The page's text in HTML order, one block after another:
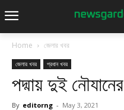
Home জেলার খবর
জেলার খবর প্রধান খবর
পদ্মায় দুই
By editorng - May 3, 2021